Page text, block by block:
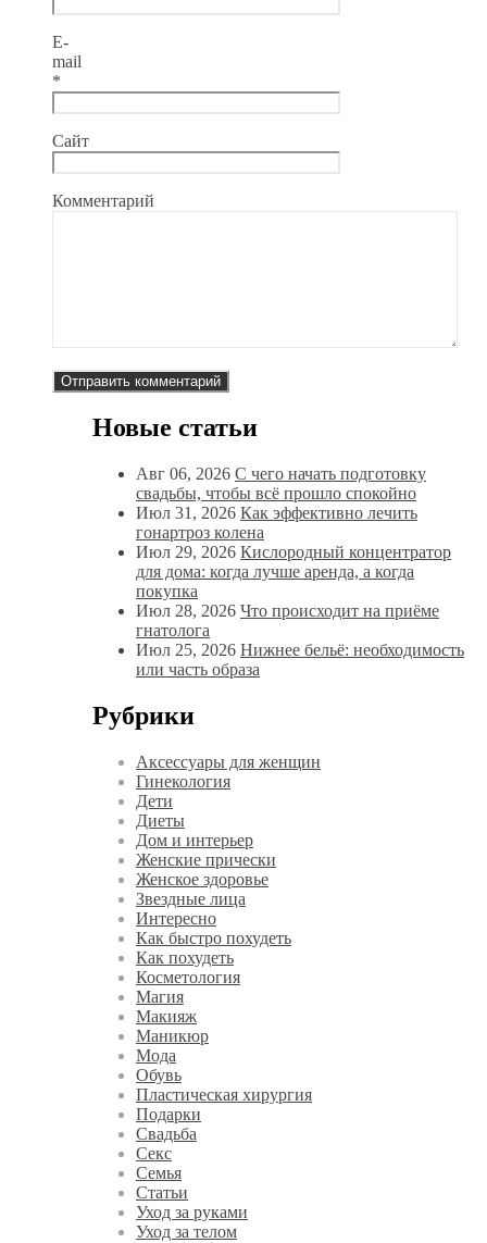
E-
mail
*
Сайт
Комментарий
Новые статьи
Авг 06, 2026 С чего начать подготовку
свадьбы, чтобы всё прошло спокойно
Июл 31, 2026 Как эффективно лечить
гонартроз колена
Июл 29, 2026 Кислородный концентратор
для дома: когда лучше аренда, а когда
покупка
Июл 28, 2026 Что происходит на приёме
гнатолога
Июл 25, 2026 Нижнее бельё: необходимость
или часть образа
Рубрики
Аксессуары для женщин
Гинекология
Дети
Диеты
Дом и интерьер
Женские прически
Женское здоровье
Звездные лица
Интересно
Как быстро похудеть
Как похудеть
Косметология
Магия
Макияж
Маникюр
Мода
Обувь
Пластическая хирургия
Подарки
Свадьба
Секс
Семья
Статьи
Уход за руками
Уход за телом